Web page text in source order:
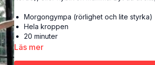
Morgongympa (rörlighet och lite styrka)
Hela kroppen
20 minuter
Läs mer